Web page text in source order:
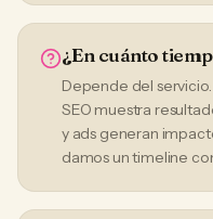
¿En cuánto
Depende del
SEO muestra
y ads generan
damos un timeline